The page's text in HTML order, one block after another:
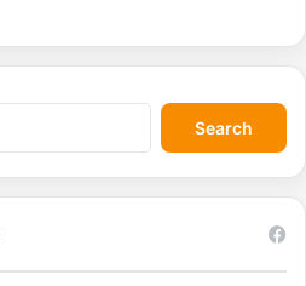
S
e
a
r